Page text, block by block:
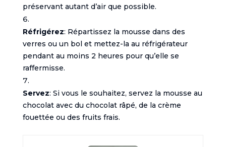
préservant autant d’air que possible.
Réfrigérez: Répartissez la mousse dans des
verres ou un bol et mettez-la au réfrigérateur
pendant au moins 2 heures pour qu’elle se
raffermisse.
Servez: Si vous le souhaitez, servez la mousse au
chocolat avec du chocolat râpé, de la crème
fouettée ou des fruits frais.